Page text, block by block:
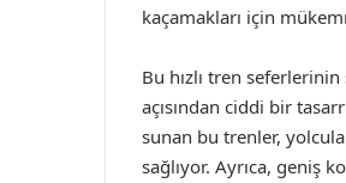
kaçamakları için
Bu hızlı tren
açısından ciddi bir
sunan bu trenler,
sağlıyor. Ayrıca, geniş